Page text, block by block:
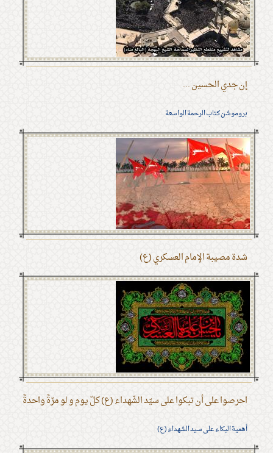
إن جدي الحسين ...
بروموشن كتاب الرحمة الواسعة
شدة مصيبة الإمام العسكري (ع)
احرصوا على أن تبكوا على سيّد الشّهداء (ع) كلّ يوم و لو مرّةً واحدةً
أهمية البكاء على سيد الشهداء (ع)